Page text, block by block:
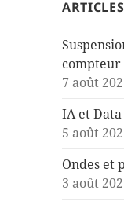
compteur
7 août
IA et
5 août
Ondes et
3 août